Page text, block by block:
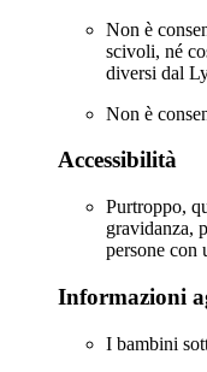
Non è
scivoli, né
diversi dal
Non è
Accessibilità
Purtroppo,
gravidanza,
persone con
Informazioni
I bambini